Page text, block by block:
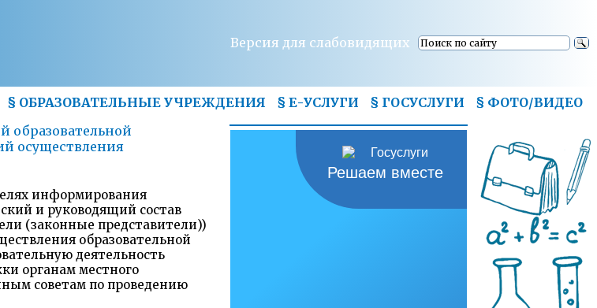
Версия для слабовидящих
§ ОБРАЗОВАТЕЛЬНЫЕ УЧРЕЖДЕНИЯ § Е-УСЛУГИ § ГОСУСЛУГИ § ФОТО/ВИДЕО
образовательной
осуществления
информирования
и руководящий состав
(законные представители))
образовательной
деятельность
органам местного
советам по проведению
Решаем вместе